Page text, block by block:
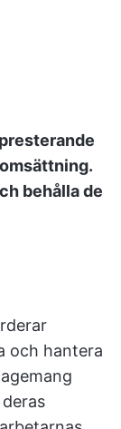
behålla de
och hantera